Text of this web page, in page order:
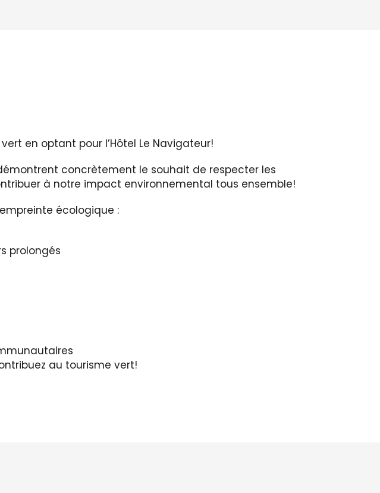
en optant pour l’Hôtel Le Navigateur!
concrètement le souhait de respecter les
à notre impact environnemental tous ensemble!
écologique :
prolongés
au tourisme vert!